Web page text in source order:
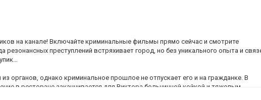
на канале! Включайте криминальные фильмы прямо сейчас и смотрите
резонансных преступлений встряхивает город, но без уникального опыта и
органов, однако криминальное прошлое не отпускает его и на гражданке. В
в ресторане заканчивается для Виктора больничной койкой и тяжелым
что эта расправа была спланированной акцией, Тaрaн решает лично